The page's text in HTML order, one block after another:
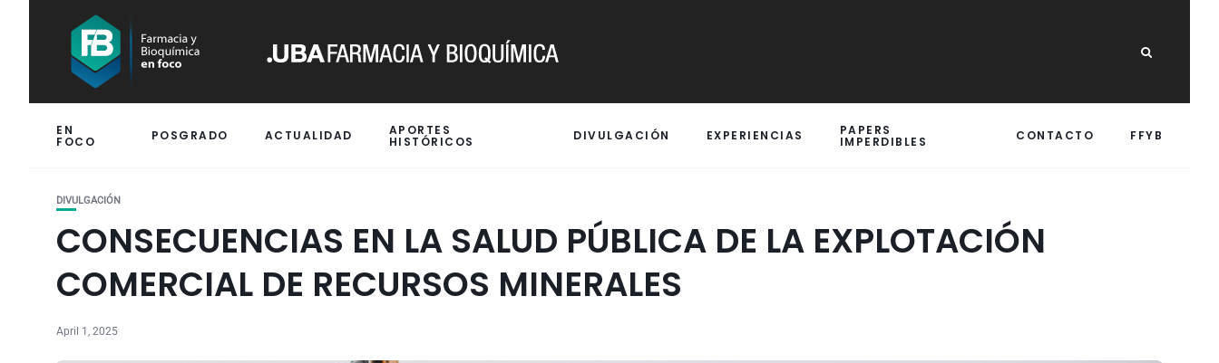
EN
FOCO POSGRADO ACTUALIDAD APORTES
HISTÓRICOS DIVULGACIÓN EXPERIENCIAS PAPERS
IMPERDIBLES CONTACTO FFYB
DIVULGACIÓN
CONSECUENCIAS EN LA SALUD PÚBLICA DE LA EXPLOTACIÓN
COMERCIAL DE RECURSOS MINERALES
April 1, 2025